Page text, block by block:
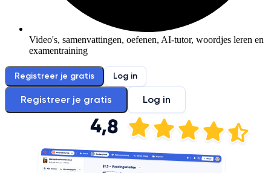
Video's, samenvattingen, oefenen, AI-tutor, woordjes leren en
examentraining
Registreer je gratis Log in
Registreer je gratis Log in